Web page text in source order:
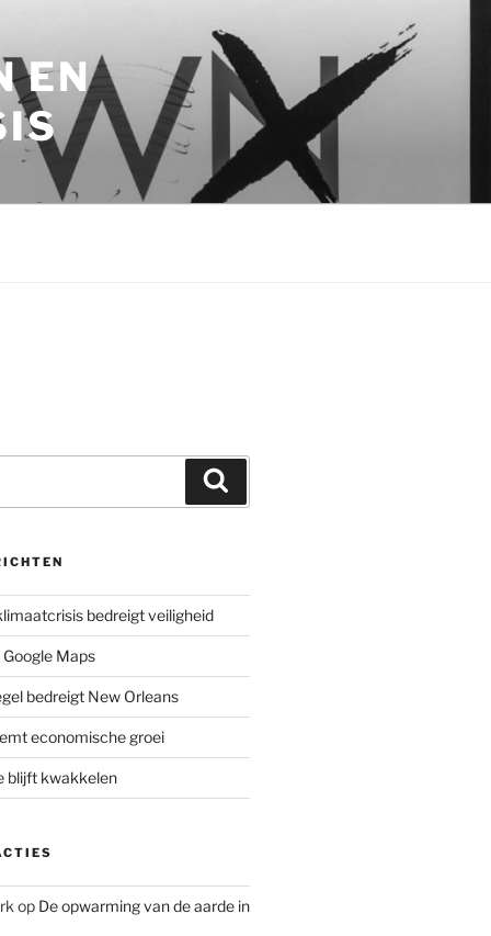
EN
bedreigt veiligheid
Maps
bedreigt New Orleans
economische groei
blijft kwakkelen
op De opwarming van de aarde in